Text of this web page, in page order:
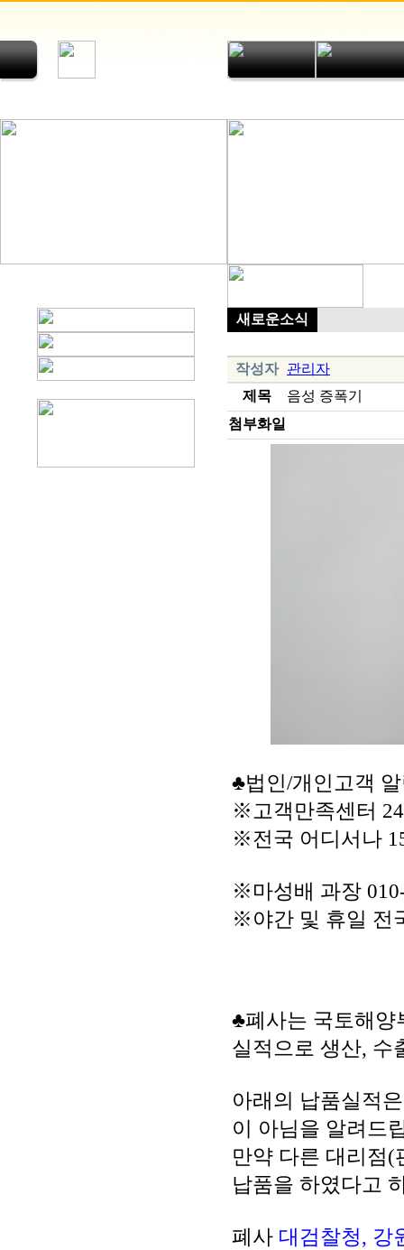
새로운소식
작성자
관리자
제목
음성 증폭기
첨부화일
♣법인/개인고객
※고객만족센터
※전국 어디서나
※마성배 과장
※야간 및 휴일 전
♣폐사는 국토해양
실적으로 생산, 수
아래의 납품실적
이 아님을 알려드
만약 다른 대리점
납품을 하였다고
폐사 대검찰청, 강